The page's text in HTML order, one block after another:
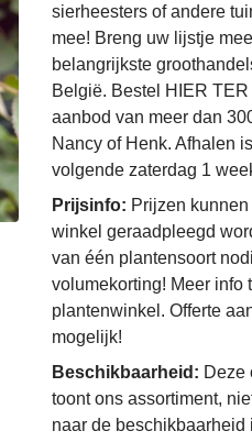
sierheesters of andere
mee! Breng uw lijstje
belangrijkste
België. Bestel HIER
aanbod van meer dan
Nancy of Henk. Afhalen
volgende zaterdag 1
Prijsinfo: Prijzen
winkel geraadpleegd
van één plantensoort
volumekorting! Meer info
plantenwinkel. Offerte
mogelijk!
Beschikbaarheid: Deze
toont ons assortiment,
naar de beschikbaarheid